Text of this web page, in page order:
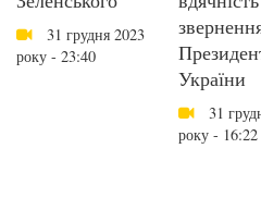
31 грудня 2023
року - 23:40
України
31
року - 16:22